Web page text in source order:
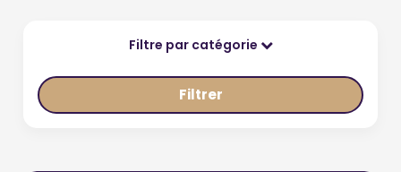
Filtre par catégorie
Filtrer